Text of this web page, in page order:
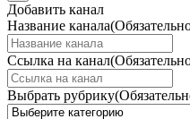
Добавить канал
Название канала
Ссылка на канал
Выбрать рубрику